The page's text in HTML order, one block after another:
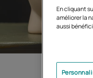
En cliquant
améliorer la
aussi